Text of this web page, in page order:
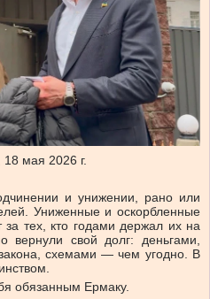
мая 2026 г.
и унижении, рано или
Униженные и оскорбленные
тех, кто годами держал их на
вернули свой долг: деньгами,
схемами — чем угодно. В
обязанным Ермаку.